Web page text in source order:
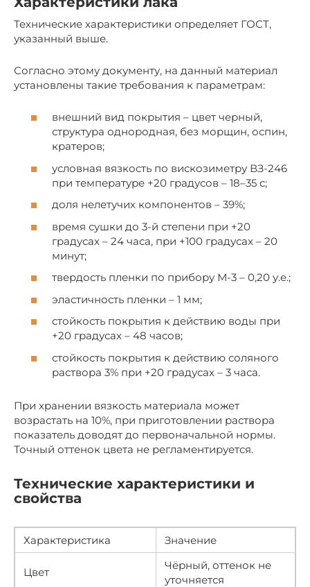
Технические характеристики определяет ГОСТ,
указанный выше.
Согласно этому документу, на данный материал
установлены такие требования к параметрам:
внешний вид покрытия – цвет черный,
структура однородная, без морщин, оспин,
кратеров;
условная вязкость по вискозиметру ВЗ-246
при температуре +20 градусов – 18–35 с;
доля нелетучих компонентов – 39%;
время сушки до 3-й степени при +20
градусах – 24 часа, при +100 градусах – 20
минут;
твердость пленки по прибору М-3 – 0,20 у.е.;
эластичность пленки – 1 мм;
стойкость покрытия к действию воды при
+20 градусах – 48 часов;
стойкость покрытия к действию соляного
раствора 3% при +20 градусах – 3 часа.
При хранении вязкость материала может
возрастать на 10%, при приготовлении раствора
показатель доводят до первоначальной нормы.
Точный оттенок цвета не регламентируется.
Технические характеристики и
свойства
Характеристика Значение
Цвет
Чёрный, оттенок не
уточняется